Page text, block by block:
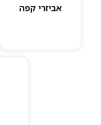
אביזרי קפה